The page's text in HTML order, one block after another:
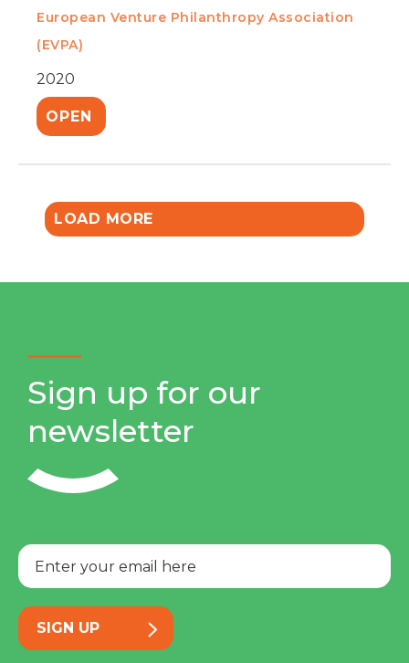
European Venture Philanthropy Association
(EVPA)
2020
OPEN
LOAD MORE
Sign up for our
newsletter
SIGN UP